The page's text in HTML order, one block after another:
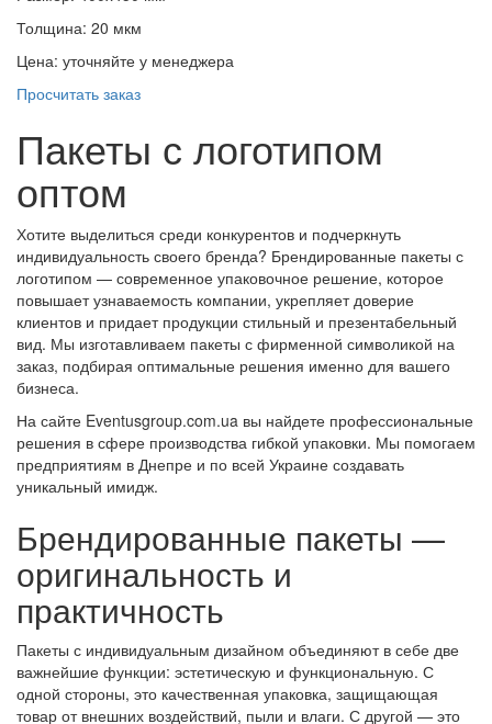
Толщина: 20 мкм
Цена: уточняйте у менеджера
Просчитать заказ
Пакеты с логотипом
оптом
Хотите выделиться среди конкурентов и подчеркнуть
индивидуальность своего бренда? Брендированные пакеты с
логотипом — современное упаковочное решение, которое
повышает узнаваемость компании, укрепляет доверие
клиентов и придает продукции стильный и презентабельный
вид. Мы изготавливаем пакеты с фирменной символикой на
заказ, подбирая оптимальные решения именно для вашего
бизнеса.
На сайте Eventusgroup.com.ua вы найдете профессиональные
решения в сфере производства гибкой упаковки. Мы помогаем
предприятиям в Днепре и по всей Украине создавать
уникальный имидж.
Брендированные пакеты —
оригинальность и
практичность
Пакеты с индивидуальным дизайном объединяют в себе две
важнейшие функции: эстетическую и функциональную. С
одной стороны, это качественная упаковка, защищающая
товар от внешних воздействий, пыли и влаги. С другой — это